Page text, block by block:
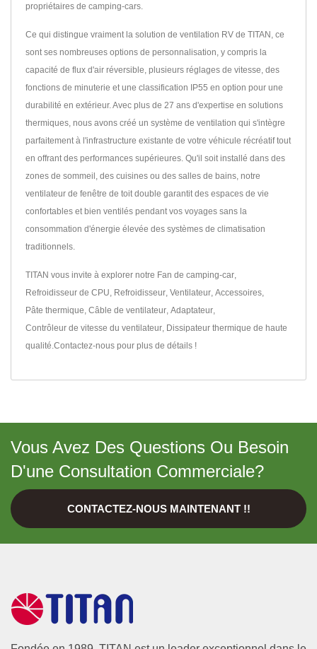
propriétaires de camping-cars.
Ce qui distingue vraiment la solution de ventilation RV de TITAN, ce
sont ses nombreuses options de personnalisation, y compris la
capacité de flux d'air réversible, plusieurs réglages de vitesse, des
fonctions de minuterie et une classification IP55 en option pour une
durabilité en extérieur. Avec plus de 27 ans d'expertise en solutions
thermiques, nous avons créé un système de ventilation qui s'intègre
parfaitement à l'infrastructure existante de votre véhicule récréatif tout
en offrant des performances supérieures. Qu'il soit installé dans des
zones de sommeil, des cuisines ou des salles de bains, notre
ventilateur de fenêtre de toit double garantit des espaces de vie
confortables et bien ventilés pendant vos voyages sans la
consommation d'énergie élevée des systèmes de climatisation
traditionnels.
TITAN vous invite à explorer notre Fan de camping-car
Refroidisseur de CPU Refroidisseur Ventilateur Accessoires
Pâte thermique Câble de ventilateur Adaptateur
Contrôleur de vitesse du ventilateur Dissipateur thermique de haute
qualité. Contactez-nous pour plus de détails !
Vous Avez Des Questions Ou Besoin
D'une Consultation Commerciale?
CONTACTEZ-NOUS MAINTENANT !!